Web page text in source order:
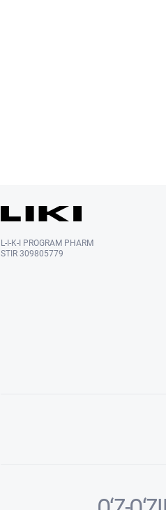
L-I-K-I PROGRAM PHARM
STIR 309805779